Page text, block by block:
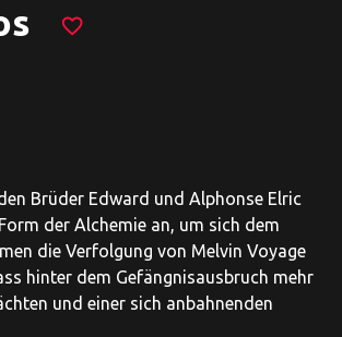
favorite_border
Brüder Edward und Alphonse Elric
der Alchemie an, um sich dem
die Verfolgung von Melvin Voyage
hinter dem Gefängnisausbruch mehr
und einer sich anbahnenden